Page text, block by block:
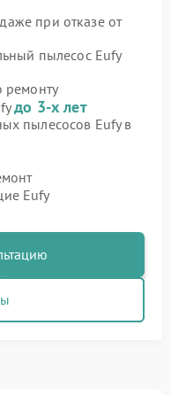
даже при отказе от
пылесос Eufy
ремонту
до 3-х лет
пылесосов Eufy в
Eufy